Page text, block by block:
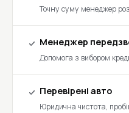
Точну суму менеджер
Менеджер
Допомога з вибором
Перевірені авто
Юридична чистота,